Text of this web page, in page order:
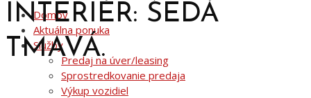
Domov
Aktuálna ponuka
Služby
Predaj na úver/leasing
Sprostredkovanie predaja
Výkup vozidiel
INTERIÉR: ŠEDÁ
TMAVÁ.